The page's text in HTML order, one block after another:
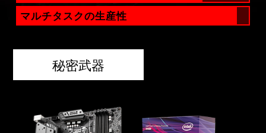
マルチタスクの生産性
秘密武器